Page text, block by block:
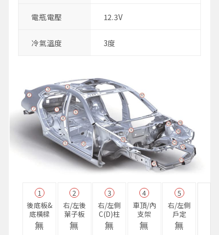
電瓶電壓 12.3V
冷氣溫度 3度
1
後底板&
底橫樑
無
2
右/左後
葉子板
無
3
右/左側
C(D)柱
無
4
車頂/內
支架
無
5
右/左側
戶定
無